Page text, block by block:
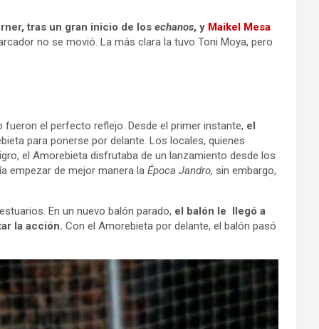
tras un gran inicio de los echanos, y Maikel Mesa
no se movió. La más clara la tuvo Toni Moya, pero
el perfecto reflejo. Desde el primer instante, el
para ponerse por delante. Los locales, quienes
el Amorebieta disfrutaba de un lanzamiento desde los
empezar de mejor manera la Época Jandro, sin embargo,
En un nuevo balón parado, el balón le llegó a
la acción. Con el Amorebieta por delante, el balón pasó